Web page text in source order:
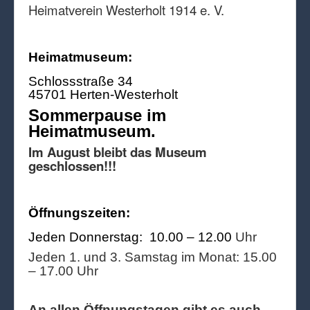
Heimatverein Westerholt 1914 e. V.
Heimatmuseum:
Schlossstraße 34
45701 Herten-Westerholt
Sommerpause im
Heimatmuseum.
Im August bleibt das Museum
geschlossen!!!
Öffnungszeiten:
Jeden Donnerstag: 10.00 – 12.00 Uhr
Jeden 1. und 3. Samstag im Monat: 15.00
– 17.00 Uhr